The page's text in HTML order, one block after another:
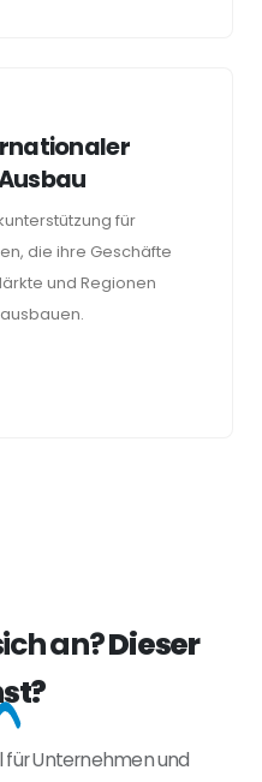
für
die ihre Geschäfte
und Regionen
ausbauen.
an?Dieser
für Unternehmen und